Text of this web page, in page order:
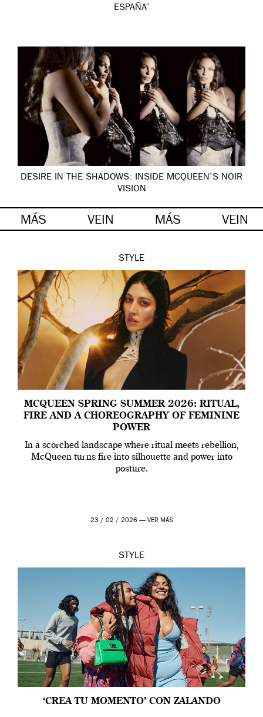
ESPAÑA”
DESIRE IN THE SHADOWS: INSIDE MCQUEEN’S NOIR
VISION
MÁS VEIN MÁS VEIN
STYLE
MCQUEEN SPRING SUMMER 2026: RITUAL,
FIRE AND A CHOREOGRAPHY OF FEMININE
POWER
In a scorched landscape where ritual meets rebellion,
McQueen turns fire into silhouette and power into
posture.
23 / 02 / 2026 — VER MÁS
STYLE
‘CREA TU MOMENTO’ CON ZALANDO